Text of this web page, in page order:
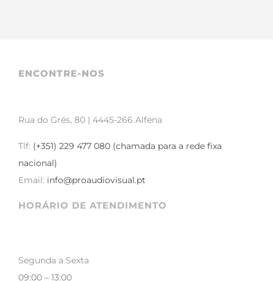
ENCONTRE-NOS
Rua do Grés, 80 | 4445-266 Alfena
Tlf: (+351) 229 477 080 (chamada para a rede fixa
nacional)
Email: info@proaudiovisual.pt
HORÁRIO DE ATENDIMENTO
Segunda a Sexta
09:00 – 13:00